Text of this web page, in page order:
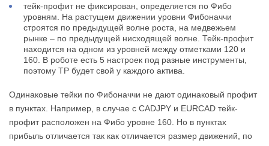
тейк-профит не фиксирован, определяется по Фибо
уровням. На растущем движении уровни Фибоначчи
строятся по предыдущей волне роста, на медвежьем
рынке – по предыдущей нисходящей волне. Тейк-профит
находится на одном из уровней между отметками 120 и
160. В роботе есть 5 настроек под разные инструменты,
поэтому ТР будет свой у каждого актива.
Одинаковые тейки по Фибоначчи не дают одинаковый профит
в пунктах. Например, в случае с CADJPY и EURCAD тейк-
профит расположен на Фибо уровне 160. Но в пунктах
прибыль отличается так как отличается размер движений, по